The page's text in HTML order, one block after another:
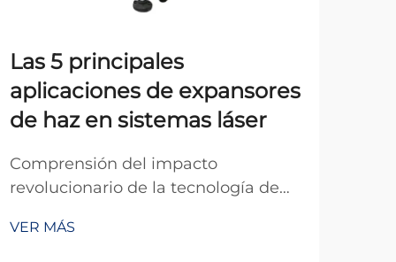
Las 5 principales
aplicaciones de expansores
de haz en sistemas láser
Comprensión del impacto
revolucionario de la tecnología de
sistemas láser modernos han
VER MÁS